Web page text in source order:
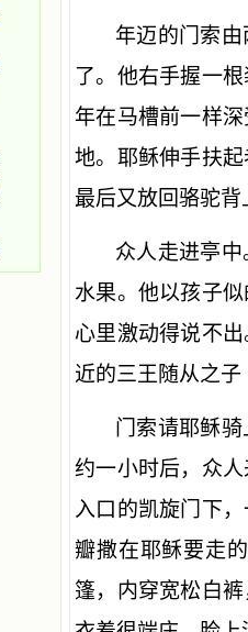
年迈的门索
了。他右手握一
年在马槽前一样
地。耶稣伸手扶
最后又放回骆驼
众人走进亭
水果。他以孩子
心里激动得说不
近的三王随从之
门索请耶稣
约一小时后，众
入口的凯旋门下
瓣撒在耶稣要走
篷，内穿宽松白